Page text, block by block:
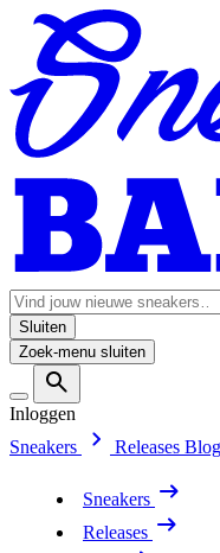
Sluiten
Zoek-menu sluiten
Inloggen
Sneakers
Releases Blog
Sneakers
Releases